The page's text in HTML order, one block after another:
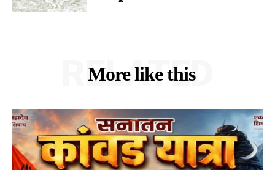
More like this
RELATED